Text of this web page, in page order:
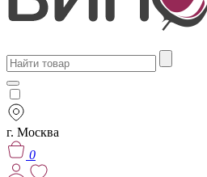
г. Москва
0